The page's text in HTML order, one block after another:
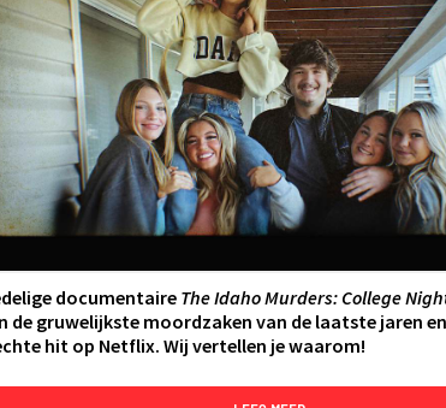
2016: Floortje naar het
UPDATE:31-07-25 16:20
©
documentaire The Idaho Murders: College
de gruwelijkste moordzaken van de laatste jaren
hit op Netflix. Wij vertellen je waarom!